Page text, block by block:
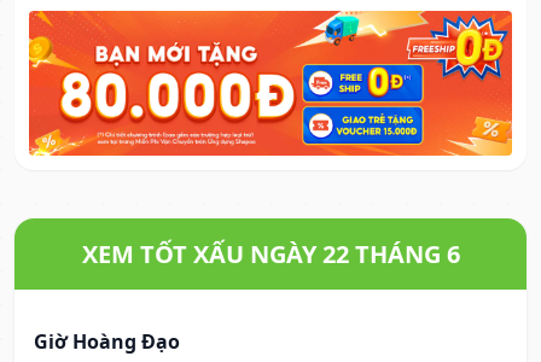
XEM TỐT XẤU NGÀY 22 THÁNG 6
Giờ Hoàng Đạo